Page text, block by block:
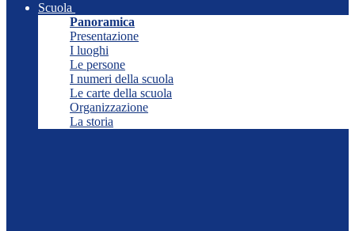
Scuola
Panoramica
Presentazione
I luoghi
Le persone
I numeri della scuola
Le carte della scuola
Organizzazione
La storia